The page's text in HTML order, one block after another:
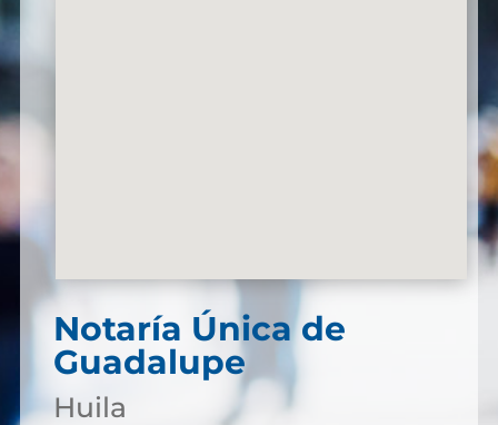
Notaría Única de
Guadalupe
Huila